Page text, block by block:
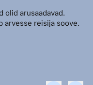
olid arusaadavad.
arvesse reisija soove.